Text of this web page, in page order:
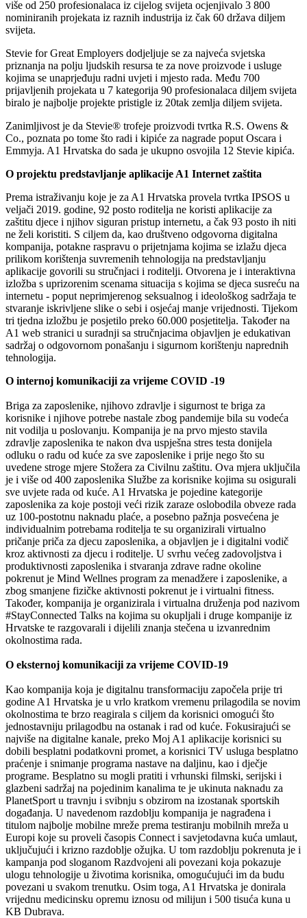
više od 250 profesionalaca iz cijelog svijeta ocjenjivalo 3 800
nominiranih projekata iz raznih industrija iz čak 60 država diljem
svijeta.
Stevie for Great Employers dodjeljuje se za najveća svjetska
priznanja na polju ljudskih resursa te za nove proizvode i usluge
kojima se unaprjeđuju radni uvjeti i mjesto rada. Među 700
prijavljenih projekata u 7 kategorija 90 profesionalaca diljem svijeta
biralo je najbolje projekte pristigle iz 20tak zemlja diljem svijeta.
Zanimljivost je da Stevie® trofeje proizvodi tvrtka R.S. Owens &
Co., poznata po tome što radi i kipiće za nagrade poput Oscara i
Emmyja. A1 Hrvatska do sada je ukupno osvojila 12 Stevie kipića.
O projektu predstavljanje aplikacije A1 Internet zaštita
Prema istraživanju koje je za A1 Hrvatska provela tvrtka IPSOS u
veljači 2019. godine, 92 posto roditelja ne koristi aplikacije za
zaštitu djece i njihov siguran pristup internetu, a čak 93 posto ih niti
ne želi koristiti. S ciljem da, kao društveno odgovorna digitalna
kompanija, potakne raspravu o prijetnjama kojima se izlažu djeca
prilikom korištenja suvremenih tehnologija na predstavljanju
aplikacije govorili su stručnjaci i roditelji. Otvorena je i interaktivna
izložba s uprizorenim scenama situacija s kojima se djeca susreću na
internetu - poput neprimjerenog seksualnog i ideološkog sadržaja te
stvaranje iskrivljene slike o sebi i osjećaj manje vrijednosti. Tijekom
tri tjedna izložbu je posjetilo preko 60.000 posjetitelja. Također na
A1 web stranici u suradnji sa stručnjacima objavljen je edukativan
sadržaj o odgovornom ponašanju i sigurnom korištenju naprednih
tehnologija.
O internoj komunikaciji za vrijeme COVID -19
Briga za zaposlenike, njihovo zdravlje i sigurnost te briga za
korisnike i njihove potrebe nastale zbog pandemije bila su vodeća
nit vodilja u poslovanju. Kompanija je na prvo mjesto stavila
zdravlje zaposlenika te nakon dva uspješna stres testa donijela
odluku o radu od kuće za sve zaposlenike i prije nego što su
uvedene stroge mjere Stožera za Civilnu zaštitu. Ova mjera uključila
je i više od 400 zaposlenika Službe za korisnike kojima su osigurali
sve uvjete rada od kuće. A1 Hrvatska je pojedine kategorije
zaposlenika za koje postoji veći rizik zaraze oslobodila obveze rada
uz 100-postotnu naknadu plaće, a posebno pažnja posvećena je
individualnim potrebama roditelja te su organizirali virtualno
pričanje priča za djecu zaposlenika, a objavljen je i digitalni vodič
kroz aktivnosti za djecu i roditelje. U svrhu većeg zadovoljstva i
produktivnosti zaposlenika i stvaranja zdrave radne okoline
pokrenut je Mind Wellnes program za menadžere i zaposlenike, a
zbog smanjene fizičke aktivnosti pokrenut je i virtualni fitness.
Također, kompanija je organizirala i virtualna druženja pod nazivom
#StayConnected Talks na kojima su okupljali i druge kompanije iz
Hrvatske te razgovarali i dijelili znanja stečena u izvanrednim
okolnostima rada.
O eksternoj komunikaciji za vrijeme COVID-19
Kao kompanija koja je digitalnu transformaciju započela prije tri
godine A1 Hrvatska je u vrlo kratkom vremenu prilagodila se novim
okolnostima te brzo reagirala s ciljem da korisnici omogući što
jednostavniju prilagodbu na ostanak i rad od kuće. Fokusirajući se
najviše na digitalne kanale, preko Moj A1 aplikacije korisnici su
dobili besplatni podatkovni promet, a korisnici TV usluga besplatno
praćenje i snimanje programa nastave na daljinu, kao i dječje
programe. Besplatno su mogli pratiti i vrhunski filmski, serijski i
glazbeni sadržaj na pojedinim kanalima te je ukinuta naknadu za
PlanetSport u travnju i svibnju s obzirom na izostanak sportskih
događanja. U navedenom razdoblju kompanija je nagrađena i
titulom najbolje mobilne mreže prema testiranju mobilnih mreža u
Europi koje su proveli časopis Connect i savjetodavna kuća umlaut,
uključujući i krizno razdoblje ožujka. U tom razdoblju pokrenuta je i
kampanja pod sloganom Razdvojeni ali povezani koja pokazuje
ulogu tehnologije u životima korisnika, omogućujući im da budu
povezani u svakom trenutku. Osim toga, A1 Hrvatska je donirala
vrijednu medicinsku opremu iznosu od milijun i 500 tisuća kuna u
KB Dubrava.